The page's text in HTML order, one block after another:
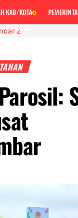
KAB/KOTA